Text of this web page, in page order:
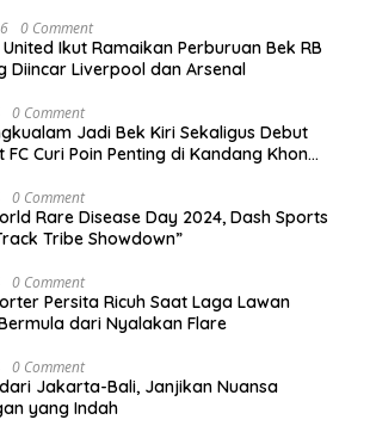
0 Comment
Ikut Ramaikan Perburuan Bek RB
Diincar Liverpool dan Arsenal
0 Comment
Jadi Bek Kiri Sekaligus Debut
FC Curi Poin Penting di Kandang Khon
0 Comment
Rare Disease Day 2024, Dash Sports
Tribe Showdown”
0 Comment
Persita Ricuh Saat Laga Lawan
dari Nyalakan Flare
0 Comment
Jakarta-Bali, Janjikan Nuansa
yang Indah